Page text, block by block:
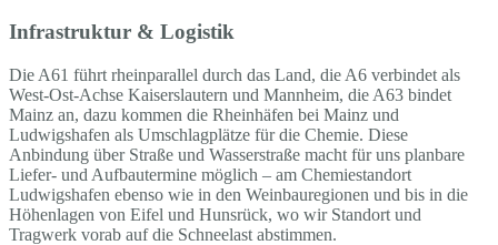
Infrastruktur & Logistik
Die A61 führt rheinparallel durch das Land, die A6 verbindet als
West-Ost-Achse Kaiserslautern und Mannheim, die A63 bindet
Mainz an, dazu kommen die Rheinhäfen bei Mainz und
Ludwigshafen als Umschlagplätze für die Chemie. Diese
Anbindung über Straße und Wasserstraße macht für uns planbare
Liefer- und Aufbautermine möglich – am Chemiestandort
Ludwigshafen ebenso wie in den Weinbauregionen und bis in die
Höhenlagen von Eifel und Hunsrück, wo wir Standort und
Tragwerk vorab auf die Schneelast abstimmen.